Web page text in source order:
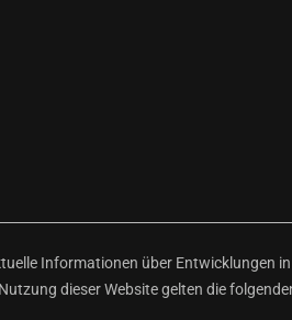
Informationen über
dieser Website gelten die